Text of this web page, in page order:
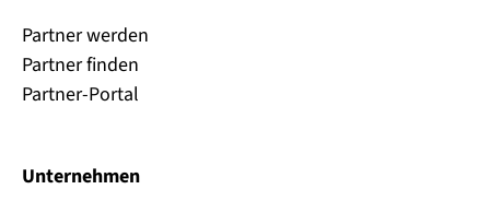
Partner werden
Partner finden
Partner-Portal
Unternehmen